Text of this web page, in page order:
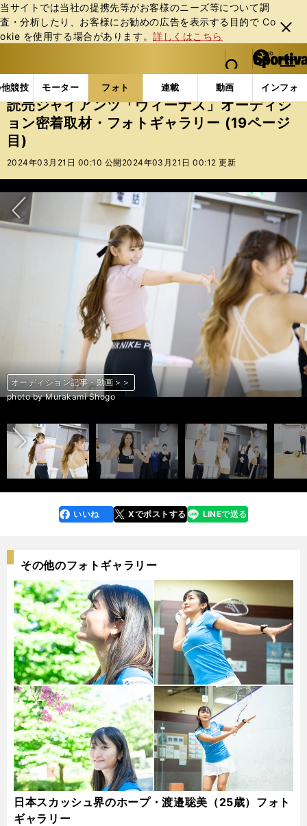
当サイトでは当社の提携先等がお客様のニーズ等について調
査・分析したり、お客様にお勧めの広告を表⽰する⽬的で Co
okie を使⽤する場合があります。詳しくはこちら
閉じ
る
web Sportiva (webスポルティーバ)
検索
マイペ
ー
ジ
メニュ
競技 モーター フォト 連載 動画 インフォ
b
ス
ポ
ル
テ
ー
バ
フォトギャラリー 読売ジャイアンツ「ヴィーナス」
読売ジャイアンツ「ヴィーナス」オーディシ
ョン密着取材・フォトギャラリー (19ページ
目)
2024年03月21日 00:10 公開 2024年03月21日 00:12 更新
オーディション記事・動画＞＞
photo by Murakami Shogo
オーディション記事・動画＞＞
photo by Murakami Shogo
オーディション記事・動画＞＞
photo by Murakami Shogo
オーディション記事・動画＞＞
photo by Murakami Shogo
オーディション記事・動画＞＞
photo by Murakami Shogo
オーディション記事・動画＞＞
photo by Murakami Shogo
オーディション記事・動画＞＞
photo by Murakami Shogo
オーディション記事・動画＞＞
photo by Murakami Shogo
オーディション記事・動画＞＞
photo by Murakami Shogo
オーディション記事・動画＞＞
photo by Murakami Shogo
オーディション記事・動画＞＞
photo by Murakami Shogo
オーディション記事・動画＞＞
photo by Murakami Shogo
オーディション記事・動画＞＞
photo by Murakami Shogo
オーディション記事・動画＞＞
photo by Murakami Shogo
オーディション記事・動画＞＞
photo by Murakami Shogo
オーディション記事・動画＞＞
photo by Murakami Shogo
オーディション記事・動画＞＞
photo by Murakami Shogo
オーディション記事・動画＞＞
photo by Murakami Shogo
オーディション記事・動画＞＞
photo by Murakami Shogo
オーディション記事・動画＞＞
photo by Murakami Shogo
オーディション記事・動画＞＞
photo by Murakami Shogo
オーディション記事・動画＞＞
photo by Murakami Shogo
オーディション記事・動画＞＞
photo by Murakami Shogo
オーディション記事・動画＞＞
photo by Murakami Shogo
オーディション記事・動画＞＞
photo by Murakami Shogo
オーディション記事・動画＞＞
photo by Murakami Shogo
オーディション記事・動画＞＞
photo by Murakami Shogo
オーディション記事・動画＞＞
photo by Murakami Shogo
オーディション記事・動画＞＞
photo by Murakami Shogo
オーディション記事・動画＞＞
photo by Murakami Shogo
オーディション記事・動画＞＞
photo by Murakami Shogo
オーディション記事・動画＞＞
photo by Murakami Shogo
オーディション記事・動画＞＞
photo by Murakami Shogo
オーディション記事・動画＞＞
photo by Murakami Shogo
オーディション記事・動画＞＞
photo by Murakami Shogo
オーディション記事・動画＞＞
photo by Murakami Shogo
オーディション記事・動画＞＞
photo by Murakami Shogo
オーディション記事・動画＞＞
photo by Murakami Shogo
前へ
faceboo
k
いいね Xでポストする
line LINEで送る
その他のフォトギャラリー
日本スカッシュ界のホープ・渡邉聡美（25歳）フォト
ギャラリー